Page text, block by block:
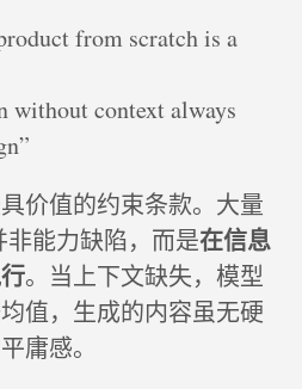
from scratch is a
without context always
价值的约束条款。大量
能力缺陷，而是在信息
。当上下文缺失，模型
值，生成的内容虽无硬
庸感。